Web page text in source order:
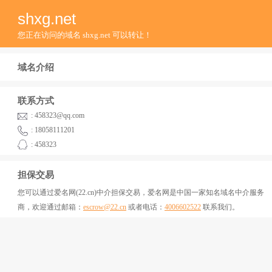
shxg.net
您正在访问的域名 shxg.net 可以转让！
域名介绍
联系方式
: 458323@qq.com
: 18058111201
: 458323
担保交易
您可以通过爱名网(22.cn)中介担保交易，爱名网是中国一家知名域名中介服务
商，欢迎通过邮箱： escrow@22.cn 或者电话： 4006602522 联系我们。